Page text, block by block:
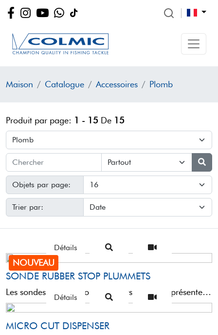
Maison Catalogue Accessoires Plomb
Produit par page: 1 - 15 De 15
Objets par page:
Trier par:
Détails
NOUVEAU
SONDE RUBBER STOP PLUMMETS
Les sondes Rubber Stop Plummets Colmic représentent la solution la plus avancée et la plus sûre pour ...
Détails
MICRO CUT DISPENSER